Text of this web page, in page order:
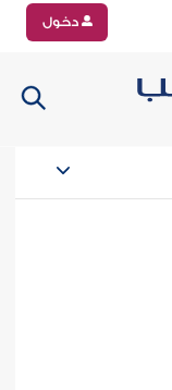
دخول